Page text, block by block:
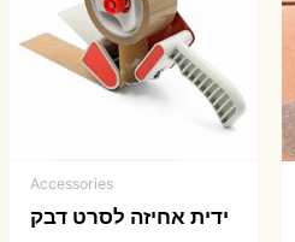
Accessories
ידית אחיזה לסרט דבק